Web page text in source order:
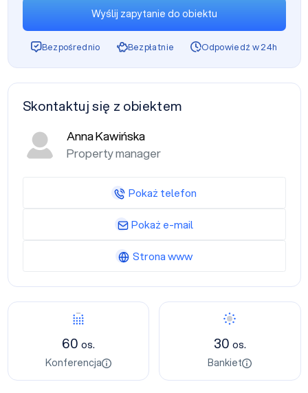
Konferencja
60 os.
Konferencja
Bankiet
30 os.
Bankiet
Wyślij zapytanie do obiektu
Bezpośrednio Bezpłatnie Odpowiedź w 24h
Skontaktuj się z obiektem
Anna Kawińska
Property manager
Pokaż telefon
Pokaż e-mail
Strona www